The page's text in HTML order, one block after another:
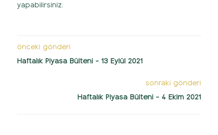
yapabilirsiniz.
önceki gönderi
Haftalık Piyasa Bülteni - 13 Eylül 2021
sonraki gönderi
Haftalık Piyasa Bülteni - 4 Ekim 2021